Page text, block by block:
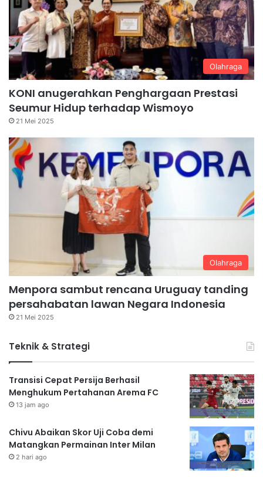
Olahraga
KONI anugerahkan Penghargaan Prestasi
Seumur Hidup terhadap Wismoyo
21 Mei 2025
Olahraga
Menpora sambut rencana Uruguay tanding
persahabatan lawan Negara Indonesia
21 Mei 2025
Teknik & Strategi
Transisi Cepat Persija Berhasil
Menghukum Pertahanan Arema FC
13 jam ago
Chivu Abaikan Skor Uji Coba demi
Matangkan Permainan Inter Milan
2 hari ago